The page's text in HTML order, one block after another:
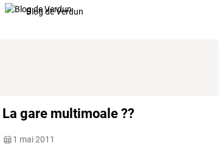
Blog de Verdun
La gare multimoale ??
1 mai 2011